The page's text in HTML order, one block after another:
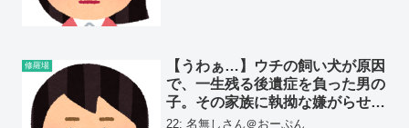
修羅場
【うわぁ…】ウチの飼い犬が原因
で、一生残る後遺症を負った男の
子。その家族に執拗な嫌がらせを
受けている…
22: 名無しさん＠おーぷん